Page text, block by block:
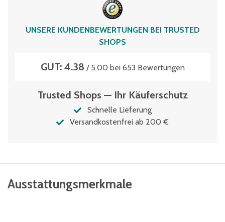
UNSERE KUNDENBEWERTUNGEN BEI TRUSTED
SHOPS
GUT: 4.38 / 5.00 bei 653 Bewertungen
Trusted Shops — Ihr Käuferschutz
Schnelle Lieferung
Versandkostenfrei ab 200 €
Ausstattungsmerkmale